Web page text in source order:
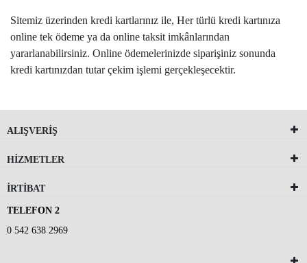
Sitemiz üzerinden kredi kartlarınız ile, Her türlü kredi kartınıza
online tek ödeme ya da online taksit imkânlarından
yararlanabilirsiniz. Online ödemelerinizde siparişiniz sonunda
kredi kartınızdan tutar çekim işlemi gerçekleşecektir.
ALIŞVERİŞ
HİZMETLER
İRTİBAT
TELEFON 2
0 542 638 2969